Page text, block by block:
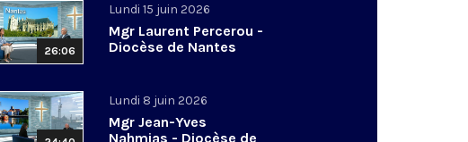
26:06
Lundi 15 juin 2026
Mgr Laurent Percerou -
Diocèse de Nantes
Lundi 8 juin 2026
Mgr Jean-Yves
Nahmias - Diocèse de